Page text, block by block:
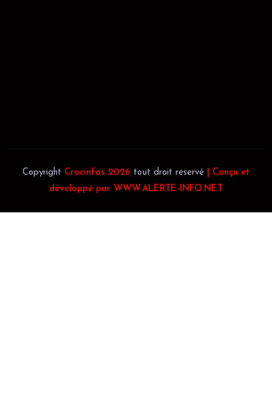
Copyright Crocinfos 2026 tout droit reservé
| Conçu et
développé par WWW.ALERTE-INFO.NET